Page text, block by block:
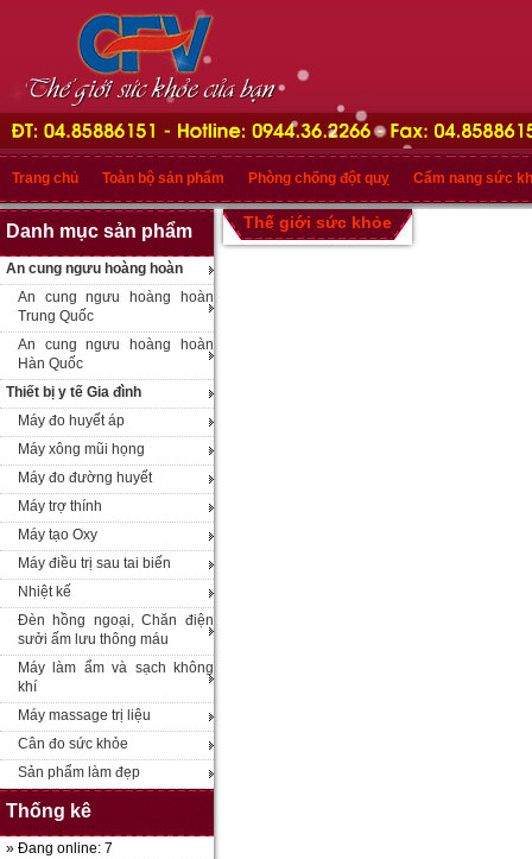
Trang chủ Toàn bộ sản phẩm Phòng chống đột quỵ Cẩm nang sức
Danh mục sản phẩm
An cung ngưu hoàng hoàn
An cung ngưu hoàng hoàn
Trung Quốc
An cung ngưu hoàng hoàn
Hàn Quốc
Thiết bị y tế Gia đình
Máy đo huyết áp
Máy xông mũi họng
Máy đo đường huyết
Máy trợ thính
Máy tạo Oxy
Máy điều trị sau tai biến
Nhiệt kế
Đèn hồng ngoại, Chăn điện
sưởi ấm lưu thông máu
Máy làm ẩm và sạch không
khí
Máy massage trị liệu
Cân đo sức khỏe
Sản phẩm làm đẹp
Thống kê
» Đang online: 7
Thế giới sức khỏe